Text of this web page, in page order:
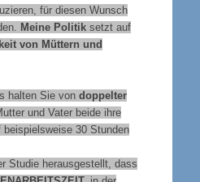
für diesen Wunsch
Meine Politiksetzt auf
von Müttern und
halten Sie von doppelter
und Vater beide ihre
30 Stunden
Studie herausgestellt, dass